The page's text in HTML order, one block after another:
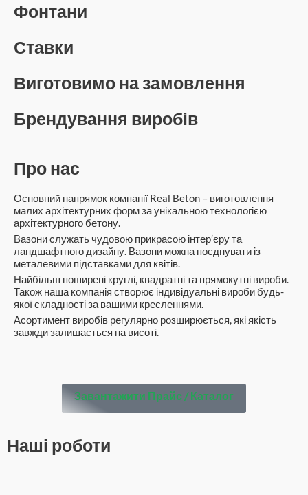
Фонтани
Ставки
Виготовимо на замовлення
Брендування виробів
Про нас
Основний напрямок компанії Real Beton – виготовлення
малих архітектурних форм за унікальною технологією
архітектурного бетону.
Вазони служать чудовою прикрасою інтер’єру та
ландшафтного дизайну. Вазони можна поєднувати із
металевими підставками для квітів.
Найбільш поширені круглі, квадратні та прямокутні вироби.
Також наша компанія створює індивідуальні вироби будь-
якої складності за вашими кресленнями.
Асортимент виробів регулярно розширюється, які якість
завжди залишається на висоті.
Завантажити Прайс / Каталог
Наші роботи